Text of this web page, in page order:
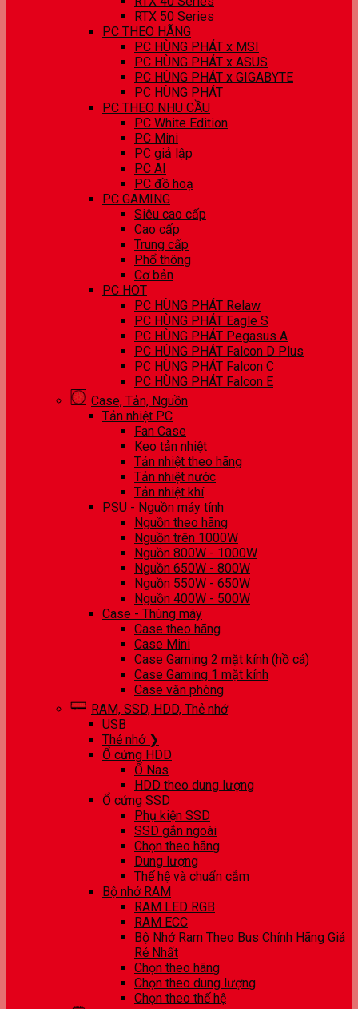
RTX 50 Series
PC THEO HÃNG
PC HÙNG PHÁT x MSI
PC HÙNG PHÁT x ASUS
PC HÙNG PHÁT x GIGABYTE
PC HÙNG PHÁT
PC THEO NHU CẦU
PC White Edition
PC Mini
PC giả lập
PC AI
PC đồ hoạ
PC GAMING
Siêu cao cấp
Cao cấp
Trung cấp
Phổ thông
Cơ bản
PC HOT
PC HÙNG PHÁT Relaw
PC HÙNG PHÁT Eagle S
PC HÙNG PHÁT Pegasus A
PC HÙNG PHÁT Falcon D Plus
PC HÙNG PHÁT Falcon C
PC HÙNG PHÁT Falcon E
Case, Tản, Nguồn
Tản nhiệt PC
Fan Case
Keo tản nhiệt
Tản nhiệt theo hãng
Tản nhiệt nước
Tản nhiệt khí
PSU - Nguồn máy tính
Nguồn theo hãng
Nguồn trên 1000W
Nguồn 800W - 1000W
Nguồn 650W - 800W
Nguồn 550W - 650W
Nguồn 400W - 500W
Case - Thùng máy
Case theo hãng
Case Mini
Case Gaming 2 mặt kính (hồ cá)
Case Gaming 1 mặt kính
Case văn phòng
RAM, SSD, HDD, Thẻ nhớ
USB
Thẻ nhớ ❯
Ổ cứng HDD
Ổ Nas
HDD theo dung lượng
Ổ cứng SSD
Phụ kiện SSD
SSD gắn ngoài
Chọn theo hãng
Dung lượng
Thế hệ và chuẩn cắm
Bộ nhớ RAM
RAM LED RGB
RAM ECC
Bộ Nhớ Ram Theo Bus Chính Hãng Giá
Rẻ Nhất
Chọn theo hãng
Chọn theo dung lượng
Chọn theo thế hệ